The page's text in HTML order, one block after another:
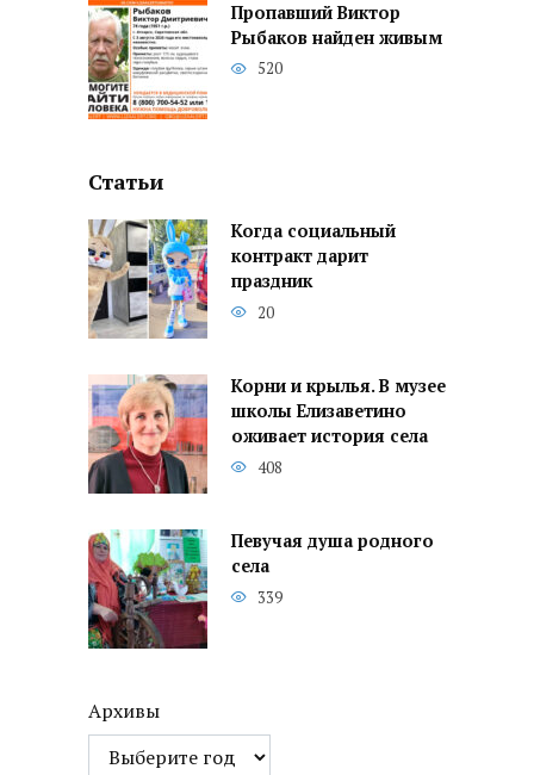
Пропавший Виктор
Рыбаков найден живым
520
Статьи
Когда социальный
контракт дарит
праздник
20
Корни и крылья. В музее
школы Елизаветино
оживает история села
408
Певучая душа родного
села
339
Архивы